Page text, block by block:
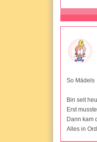
So Mädels
Bin seit
Erst
Dann kam
Alles in